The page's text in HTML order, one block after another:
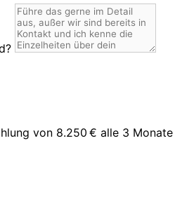
von 8.250 € alle 3 Monate